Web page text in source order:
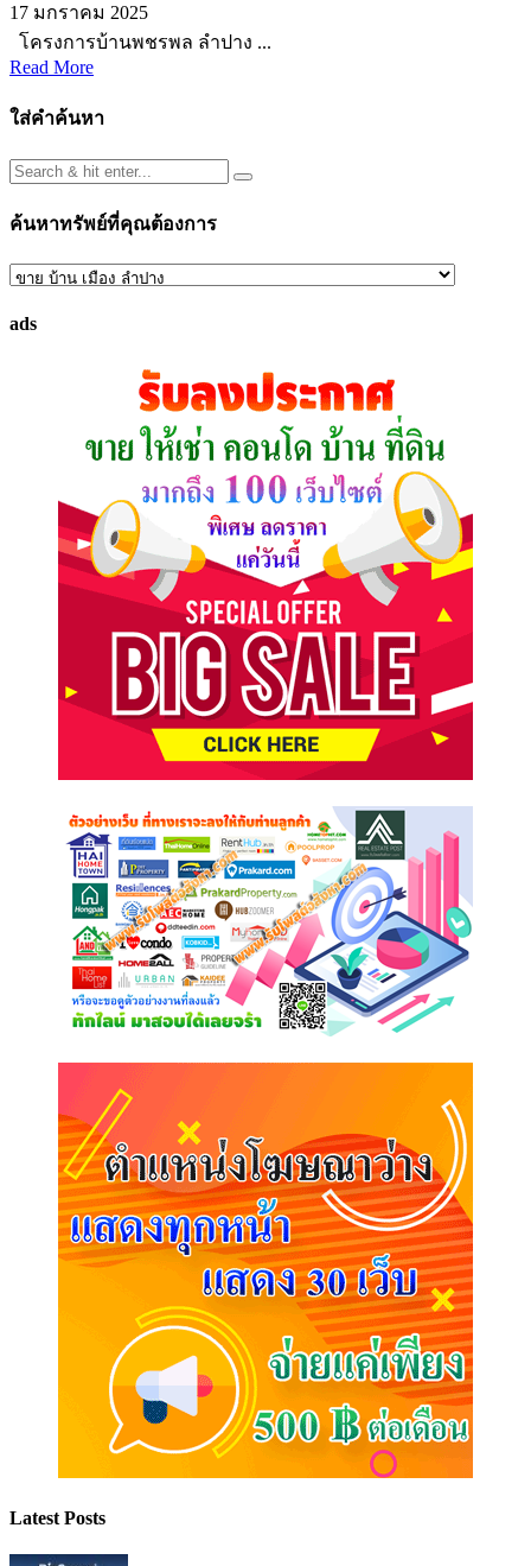
17 มกราคม 2025
โครงการบ้านพชรพล ลำปาง ...
Read More
ใส่คำค้นหา
ค้นหาทรัพย์ที่คุณต้องการ
ค้นหา
ที่
ads
Latest Posts